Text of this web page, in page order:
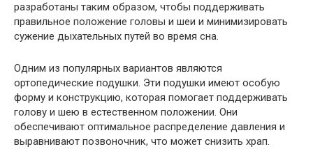
разработаны таким образом, чтобы поддерживать
правильное положение головы и шеи и минимизировать
сужение дыхательных путей во время сна.
Одним из популярных вариантов являются
ортопедические подушки. Эти подушки имеют особую
форму и конструкцию, которая помогает поддерживать
голову и шею в естественном положении. Они
обеспечивают оптимальное распределение давления и
выравнивают позвоночник, что может снизить храп.